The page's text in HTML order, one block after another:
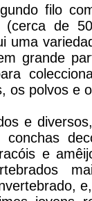
filo
(cerca de
uma
grande
os polvos e
e
conchas
e